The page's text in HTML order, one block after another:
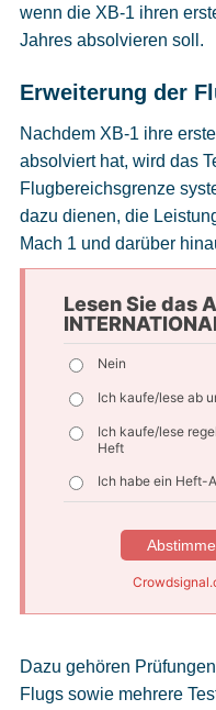
wenn die XB-1 ihren
Jahres absolvieren soll.
Erweiterung der
Nachdem XB-1 ihre
absolviert hat, wird das
Flugbereichsgrenze
dazu dienen, die
Mach 1 und darüber
Lesen Sie das
Nein
Ich kaufe/lese ab
Ich kaufe/lese
Heft
Ich habe ein Heft-
Dazu gehören
Flugs sowie mehrere